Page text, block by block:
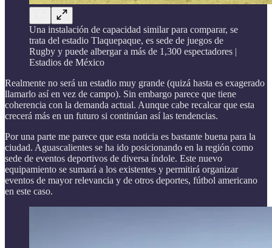
Una instalación de capacidad similar para comparar, se
trata del estadio Tlaquepaque, es sede de juegos de
Rugby y puede albergar a más de 1,300 espectadores |
Estadios de México
Realmente no será un estadio muy grande (quizá hasta es exagerado
llamarlo así en vez de campo). Sin embargo parece que tiene
coherencia con la demanda actual. Aunque cabe recalcar que esta
crecerá más en un futuro si continúan así las tendencias.
Por una parte me parece que esta noticia es bastante buena para la
ciudad. Aguascalientes se ha ido posicionando en la región como
sede de eventos deportivos de diversa índole. Este nuevo
equipamiento se sumará a los existentes y permitirá organizar
eventos de mayor relevancia y de otros deportes, fútbol americano
en este caso.